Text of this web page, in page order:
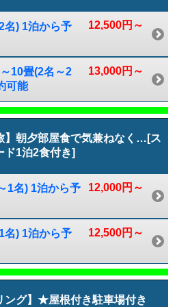
12,500円～
名) 1泊から予
13,000円～
10畳(2名～2
可能
】朝夕部屋食で気兼ねなく…[ス
ド1泊2食付き]
12,000円～
1名) 1泊から予
12,500円～
名) 1泊から予
ング】★屋根付き駐車場付き